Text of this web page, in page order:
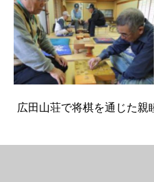
広田山荘で将棋を通じた親